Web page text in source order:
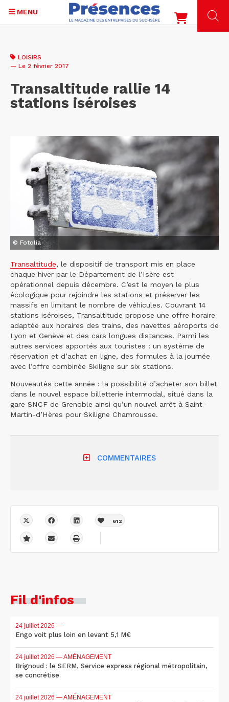
contenu
MENU
LOISIRS
— Le 2 février 2017
Transaltitude rallie 14
stations iséroises
© Fotolia
Transaltitude, le dispositif de transport mis en place
chaque hiver par le Département de l’Isère est
opérationnel depuis décembre. C’est le moyen le plus
écologique pour rejoindre les stations et préserver les
massifs en limitant le nombre de véhicules. Couvrant 14
stations iséroises, Transaltitude propose une offre horaire
adaptée aux horaires des trains, des navettes aéroports de
Lyon et Genève et des cars longues distances. Parmi les
autres services apportés aux touristes : un système de
réservation et d’achat en ligne, des formules à la journée
avec l’offre combinée Skiligne sur six stations.
Nouveautés cette année : la possibilité d’acheter son billet
dans le nouvel espace billetterie intermodal, situé dans la
gare SNCF de Grenoble ainsi qu’un nouvel arrêt à Saint-
Martin-d’Hères pour Skiligne Chamrousse.
COMMENTAIRES
612
Fil d'infos
24 juillet 2026 —
Engo voit plus loin en levant 5,1 M€
24 juillet 2026 — AMÉNAGEMENT
Brignoud : le SERM, Service express régional métropolitain,
se concrétise
24 juillet 2026 — AMÉNAGEMENT